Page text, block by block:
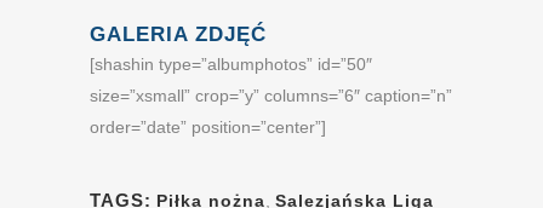
GALERIA ZDJĘĆ
[shashin type=”albumphotos” id=”50″
size=”xsmall” crop=”y” columns=”6″ caption=”n”
order=”date” position=”center”]
TAGS: Piłka nożna Salezjańska Liga